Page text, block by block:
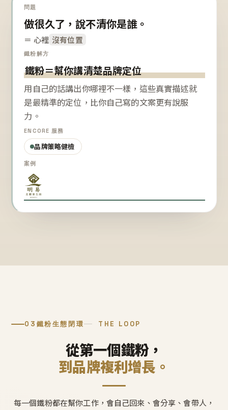
問題
做很久了，說不清你是誰。
＝ 心裡 沒有位置
鐵粉解方
鐵粉＝幫你講清楚品牌定位
用自己的話講出你哪裡不一樣，這些真實描述就
是最精準的定位，比你自己寫的文案更有說服
力。
ENCORE 服務
品牌策略健檢
案例
03 鐵粉生態閉環 THE LOOP
從第一個鐵粉，
到品牌複利增長。
每一個鐵粉都在幫你工作，會自己回來、會分享、會帶人，